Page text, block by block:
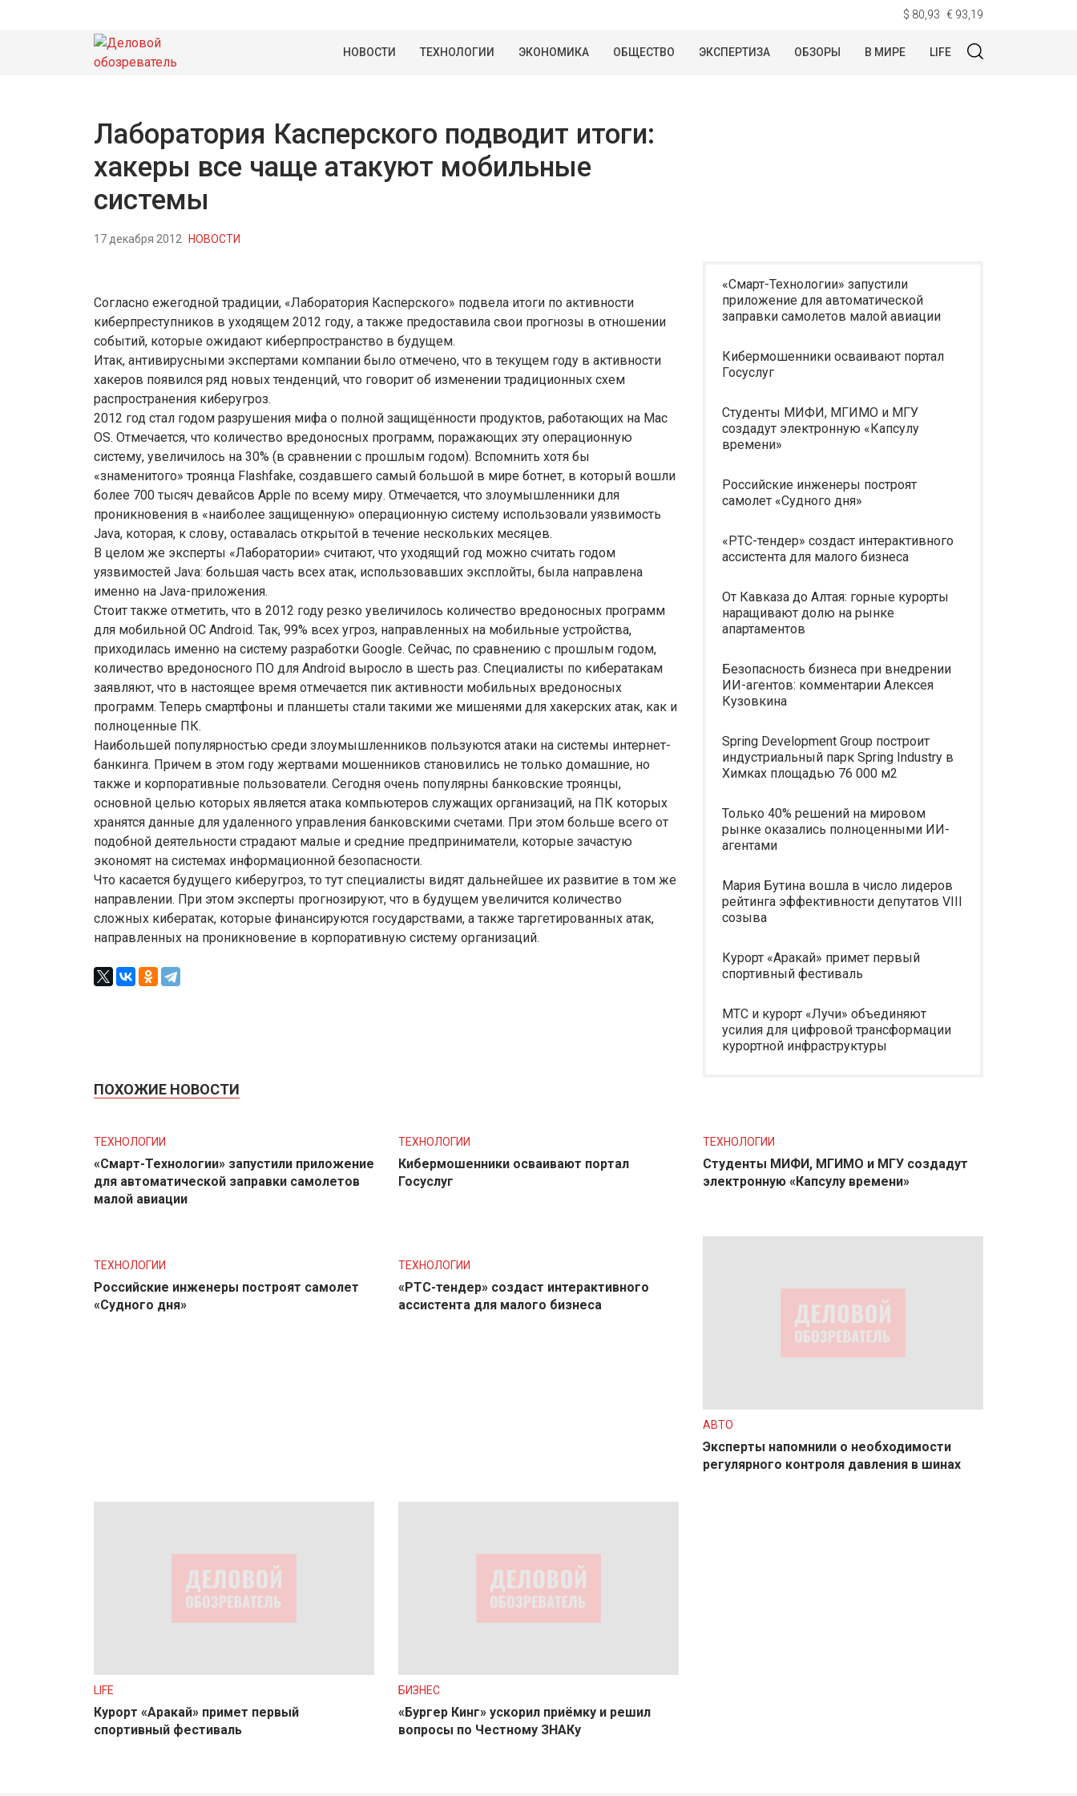
$ 80,93 € 93,19
НОВОСТИ ТЕХНОЛОГИИ ЭКОНОМИКА ОБЩЕСТВО ЭКСПЕРТИЗА ОБЗОРЫ В МИРЕ LIFE
Лаборатория Касперского подводит итоги:
хакеры все чаще атакуют мобильные
системы
17 декабря 2012 НОВОСТИ
Согласно ежегодной традиции, «Лаборатория Касперского» подвела итоги по активности
киберпреступников в уходящем 2012 году, а также предоставила свои прогнозы в отношении
событий, которые ожидают киберпространство в будущем.
Итак, антивирусными экспертами компании было отмечено, что в текущем году в активности
хакеров появился ряд новых тенденций, что говорит об изменении традиционных схем
распространения киберугроз.
2012 год стал годом разрушения мифа о полной защищённости продуктов, работающих на Mac
OS. Отмечается, что количество вредоносных программ, поражающих эту операционную
систему, увеличилось на 30% (в сравнении с прошлым годом). Вспомнить хотя бы
«знаменитого» троянца Flashfake, создавшего самый большой в мире ботнет, в который вошли
более 700 тысяч девайсов Apple по всему миру. Отмечается, что злоумышленники для
проникновения в «наиболее защищенную» операционную систему использовали уязвимость
Java, которая, к слову, оставалась открытой в течение нескольких месяцев.
В целом же эксперты «Лаборатории» считают, что уходящий год можно считать годом
уязвимостей Java: большая часть всех атак, использовавших эксплойты, была направлена
именно на Java-приложения.
Стоит также отметить, что в 2012 году резко увеличилось количество вредоносных программ
для мобильной ОС Android. Так, 99% всех угроз, направленных на мобильные устройства,
приходилась именно на систему разработки Google. Сейчас, по сравнению с прошлым годом,
количество вредоносного ПО для Android выросло в шесть раз. Специалисты по кибератакам
заявляют, что в настоящее время отмечается пик активности мобильных вредоносных
программ. Теперь смартфоны и планшеты стали такими же мишенями для хакерских атак, как и
полноценные ПК.
Наибольшей популярностью среди злоумышленников пользуются атаки на системы интернет-
банкинга. Причем в этом году жертвами мошенников становились не только домашние, но
также и корпоративные пользователи. Сегодня очень популярны банковские троянцы,
основной целью которых является атака компьютеров служащих организаций, на ПК которых
хранятся данные для удаленного управления банковскими счетами. При этом больше всего от
подобной деятельности страдают малые и средние предприниматели, которые зачастую
экономят на системах информационной безопасности.
Что касается будущего киберугроз, то тут специалисты видят дальнейшее их развитие в том же
направлении. При этом эксперты прогнозируют, что в будущем увеличится количество
сложных кибератак, которые финансируются государствами, а также таргетированных атак,
направленных на проникновение в корпоративную систему организаций.
«Смарт-Технологии» запустили
приложение для автоматической
заправки самолетов малой авиации
Кибермошенники осваивают портал
Госуслуг
Студенты МИФИ, МГИМО и МГУ
создадут электронную «Капсулу
времени»
Российские инженеры построят
самолет «Судного дня»
«РТС-тендер» создаст интерактивного
ассистента для малого бизнеса
От Кавказа до Алтая: горные курорты
наращивают долю на рынке
апартаментов
Безопасность бизнеса при внедрении
ИИ-агентов: комментарии Алексея
Кузовкина
Spring Development Group построит
индустриальный парк Spring Industry в
Химках площадью 76 000 м2
Только 40% решений на мировом
рынке оказались полноценными ИИ-
агентами
Мария Бутина вошла в число лидеров
рейтинга эффективности депутатов VIII
созыва
Курорт «Аракай» примет первый
спортивный фестиваль
МТС и курорт «Лучи» объединяют
усилия для цифровой трансформации
курортной инфраструктуры
ПОХОЖИЕ НОВОСТИ
ТЕХНОЛОГИИ
«Смарт-Технологии» запустили приложение
для автоматической заправки самолетов
малой авиации
ТЕХНОЛОГИИ
Кибермошенники осваивают портал
Госуслуг
ТЕХНОЛОГИИ
Студенты МИФИ, МГИМО и МГУ создадут
электронную «Капсулу времени»
ТЕХНОЛОГИИ
Российские инженеры построят самолет
«Судного дня»
ТЕХНОЛОГИИ
«РТС-тендер» создаст интерактивного
ассистента для малого бизнеса
АВТО
Эксперты напомнили о необходимости
регулярного контроля давления в шинах
LIFE
Курорт «Аракай» примет первый
спортивный фестиваль
БИЗНЕС
«Бургер Кинг» ускорил приёмку и решил
вопросы по Честному ЗНАКу